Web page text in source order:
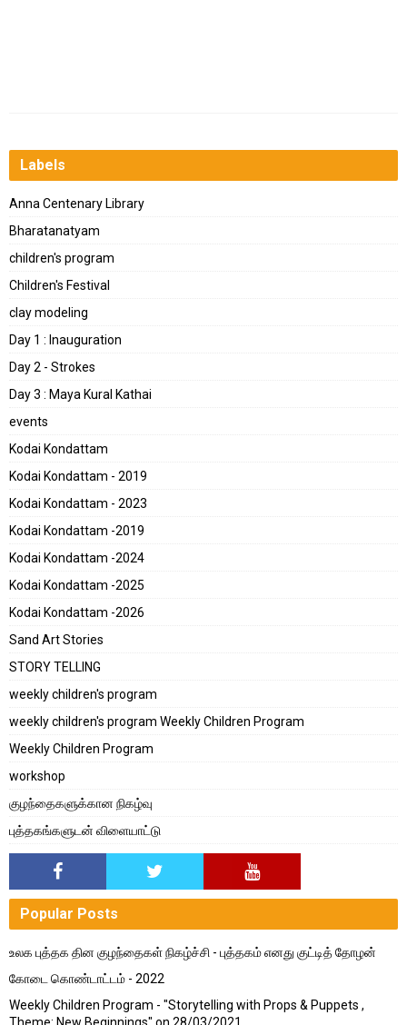
Labels
Anna Centenary Library
Bharatanatyam
children's program
Children's Festival
clay modeling
Day 1 : Inauguration
Day 2 - Strokes
Day 3 : Maya Kural Kathai
events
Kodai Kondattam
Kodai Kondattam - 2019
Kodai Kondattam - 2023
Kodai Kondattam -2019
Kodai Kondattam -2024
Kodai Kondattam -2025
Kodai Kondattam -2026
Sand Art Stories
STORY TELLING
weekly children's program
weekly children's program Weekly Children Program
Weekly Children Program
workshop
குழந்தைகளுக்கான நிகழ்வு
புத்தகங்களுடன் விளையாட்டு
Popular Posts
உலக புத்தக தின குழந்தைகள் நிகழ்ச்சி - புத்தகம் எனது குட்டித் தோழன்
கோடை கொண்டாட்டம் - 2022
Weekly Children Program - "Storytelling with Props & Puppets ,
Theme: New Beginnings" on 28/03/2021